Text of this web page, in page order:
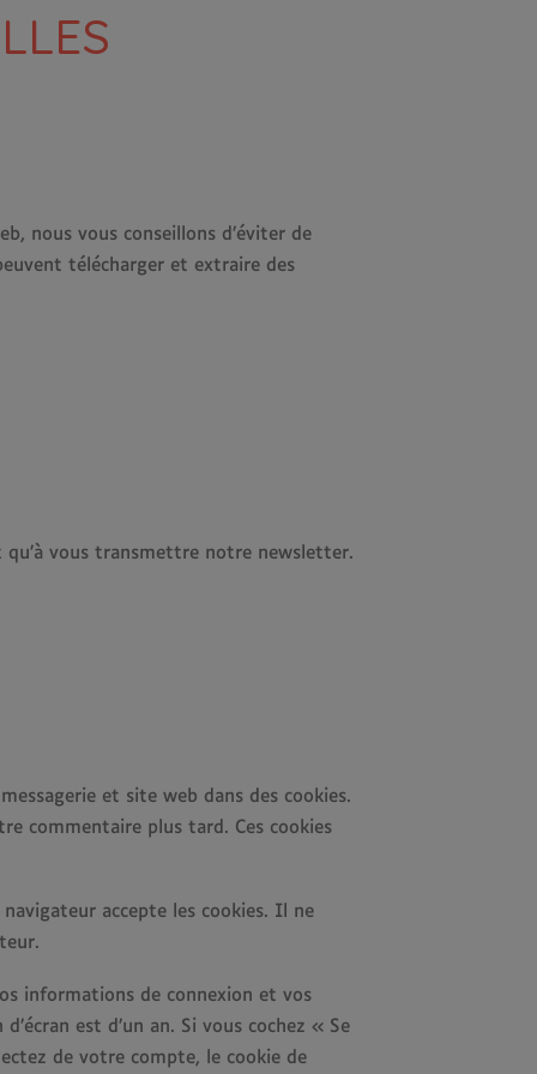
nous vous conseillons d’éviter de
télécharger et extraire des
qu’à vous transmettre notre newsletter.
et site web dans des cookies.
commentaire plus tard. Ces cookies
accepte les cookies. Il ne
informations de connexion et vos
est d’un an. Si vous cochez « Se
de votre compte, le cookie de